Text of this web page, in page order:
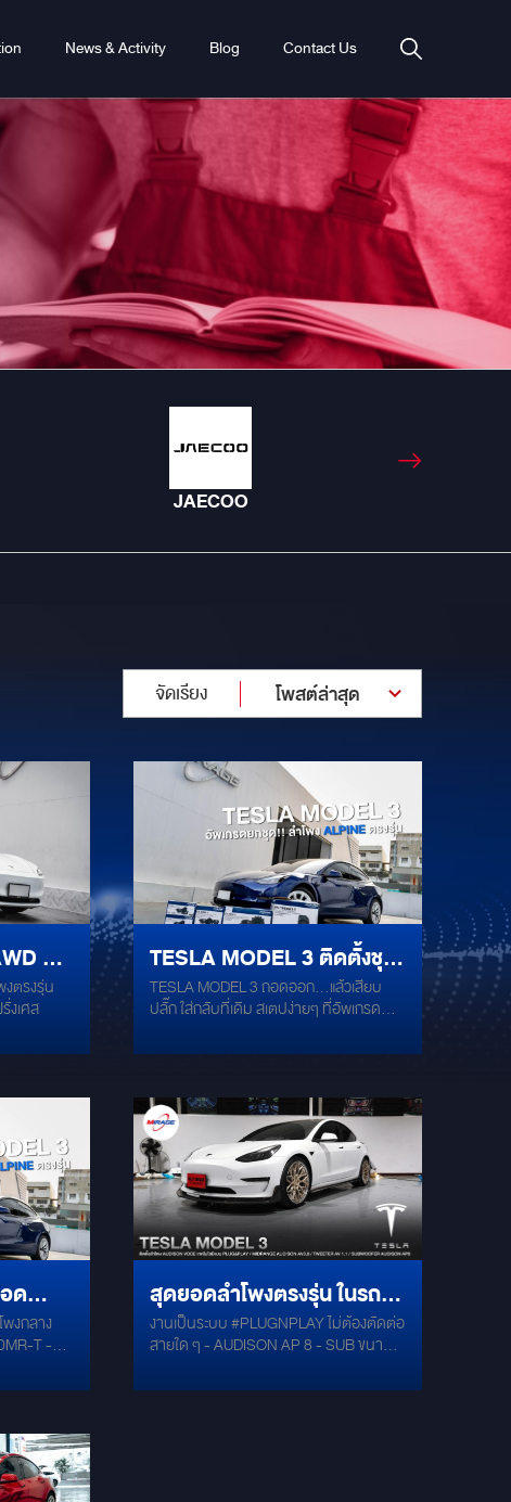
News & Activity Blog Contact Us
JAECOO
จัดเรียง โพสต์ล่าสุด
จัด
ศส
งตรงรุ่น
งเศส
TESLA MODEL 3 ติดตั้งชุด
เครื่องเสียงตรงรุ่นระดับ
PREMIUM สเตปง่ายๆ ที่ทรง
พลัง
TESLA MODEL 3 ถอดออก...แล้วเสียบ
ปลั๊ก ใส่กลับที่เดิม สเตปง่ายๆ ที่อัพเกรด
ลำโพงตรงรุ่น TESLA" จากแบรนด์ยอด
เดิมของตัวรถอย่างแน่นอน * ลำโพงหน้า
EV-65CF-T * ลำโพงกลาง EV-40M-T *
ลำโพงหลัง EV-40MR-T * ซัพวูฟเฟอร์ EV-
100SW3-T (สำหรับ Model 3)
ด
กลับที่
3 อยู่
สุดยอดลำโพงตรงรุ่น ในรถ
TESLA MODEL 3 กับ
ลำโพง AUDISON VOCE
FULL SET ระบบ
งานเป็นระบบ #PLUGNPLAY ไม่ต้องตัดต่อ
สายใด ๆ - AUDISON AP 8 - SUB ขนาด
AUDISON #VOCE #TWEETER AV1.1 -